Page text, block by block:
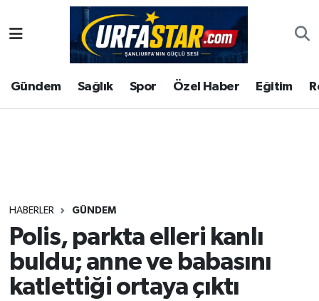
Gündem Sağlık Spor Özel Haber Eğitim
HABERLER GÜNDEM
Polis, parkta elleri kanlı
buldu; anne ve babasını
katlettiği ortaya çıktı
ASAYİS
ÇEVRE
Gündem
Kültür
Şanlıurfa Nöbetçi Eczaneler
Şanlıurfa Hava Durumu
Tüm Manşetler
Son Dakika Haberleri